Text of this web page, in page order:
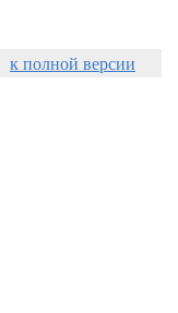
к полной версии